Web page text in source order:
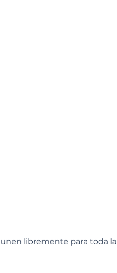
libremente para toda